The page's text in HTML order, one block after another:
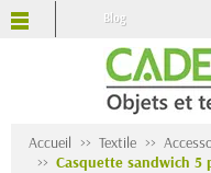
Blog
Accueil Textile
Casquette sandwich